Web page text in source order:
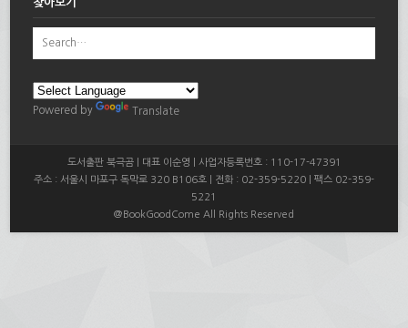
찾아보기
Powered by Translate
도서출판 북극곰 | 대표 이순영 | 사업자등록번호 : 110-17-47391
주소 : 서울시 마포구 독막로 320 B106호 | 전화 : 02-359-5220 | 팩스 02-359-
5221
@BookGoodCome All Rights Reserved